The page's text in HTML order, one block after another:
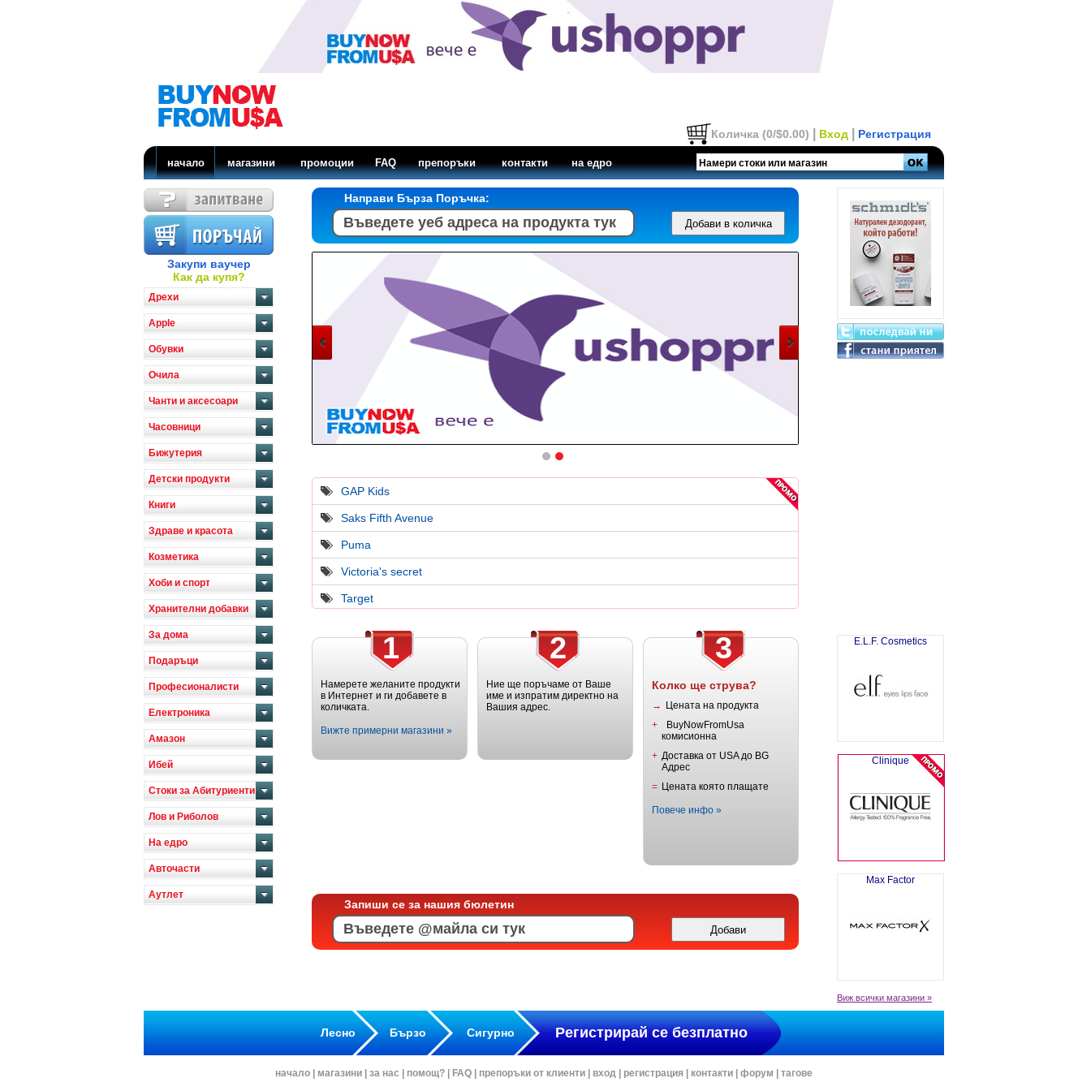
Количка (0/$0.00) Вход Регистрация
начало магазини промоции FAQ препоръки контакти на едро
Закупи ваучер
Как да купя?
Дрехи
Apple
Обувки
Очила
Чанти и аксесоари
Часовници
Бижутерия
Детски продукти
Книги
Здраве и красота
Козметика
Хоби и спорт
Хранителни добавки
За дома
Подаръци
Професионалисти
Електроника
Амазон
Ибей
Стоки за Абитуриенти
Лов и Риболов
На едро
Авточасти
Аутлет
Направи Бърза Поръчка:
GAP Kids
Saks Fifth Avenue
Puma
Victoria's secret
Target
1
Намерете желаните продукти
в Интернет и ги добавете в
количката.
Вижте примерни магазини »
2
Ние ще поръчаме от Ваше
име и изпратим директно на
Вашия адрес.
3
Колко ще струва?
→
Цената на продукта
+
BuyNowFromUsa
комисионна
+ Доставка от USA до BG
Адрес
= Цената която плащате
Повече инфо »
Запиши се за нашия бюлетин
E.L.F. Cosmetics
Clinique
Max Factor
Виж всички магазини »
Лесно Бързо Сигурно Регистрирай се безплатно
начало магазини за нас помощ? FAQ препоръки от клиенти вход регистрация контакти форум тагове